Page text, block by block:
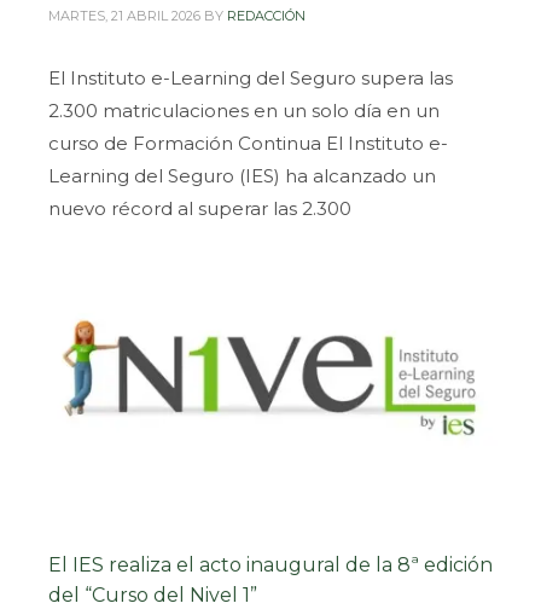
MARTES, 21 ABRIL 2026 BY REDACCIÓN
El Instituto e-Learning del Seguro supera las
2.300 matriculaciones en un solo día en un
curso de Formación Continua El Instituto e-
Learning del Seguro (IES) ha alcanzado un
nuevo récord al superar las 2.300
PUBLISHED IN NOTICIAS
El IES realiza el acto inaugural de la 8ª edición
del “Curso del Nivel 1”